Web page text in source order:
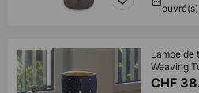
ouvré(s)
Lampe de
Weaving
CHF